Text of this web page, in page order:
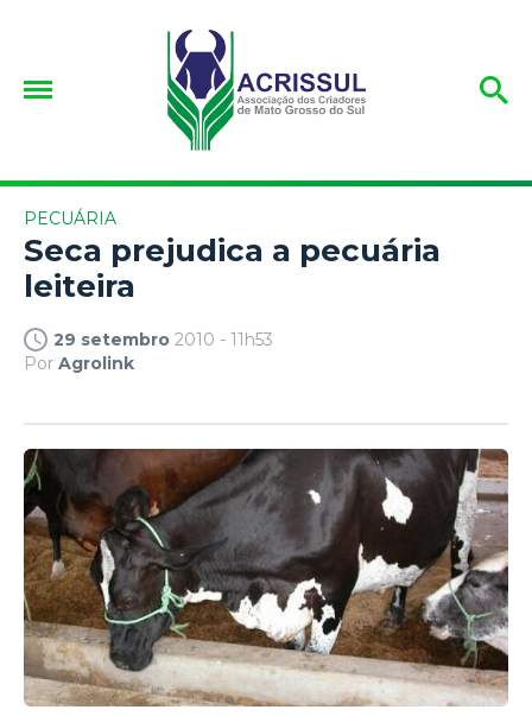
PECUÁRIA
Seca prejudica a pecuária
leiteira
29 setembro 2010 - 11h53
Por Agrolink